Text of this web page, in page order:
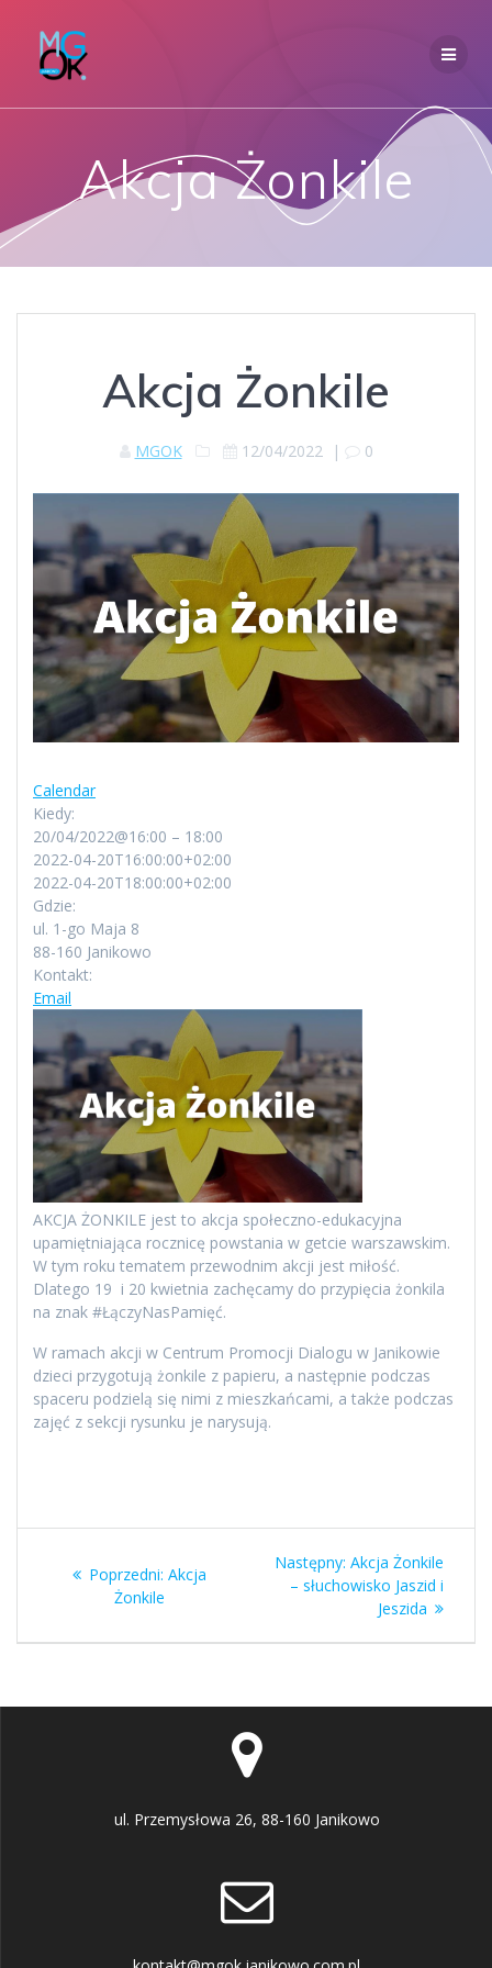
Akcja Żonkile
Akcja Żonkile
MGOK 12/04/2022| 0
Calendar
Kiedy:
20/04/2022@16:00 – 18:00
2022-04-20T16:00:00+02:00
2022-04-20T18:00:00+02:00
Gdzie:
ul. 1-go Maja 8
88-160 Janikowo
Kontakt:
Email
AKCJA ŻONKILE jest to akcja społeczno-edukacyjna
upamiętniająca rocznicę powstania w getcie warszawskim.
W tym roku tematem przewodnim akcji jest miłość.
Dlatego 19 i 20 kwietnia zachęcamy do przypięcia żonkila
na znak #ŁączyNasPamięć.
W ramach akcji w Centrum Promocji Dialogu w Janikowie
dzieci przygotują żonkile z papieru, a następnie podczas
spaceru podzielą się nimi z mieszkańcami, a także podczas
zajęć z sekcji rysunku je narysują.
wpisuPoprzedni: Poprzedni
Akcja
Żonkile
Następny: Następny
wpis:
Akcja Żonkile
– słuchowisko Jaszid i
Jeszida
ul. Przemysłowa 26, 88-160 Janikowo